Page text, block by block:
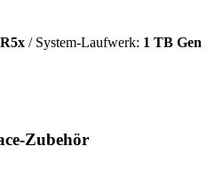
/ System-Laufwerk: 1 TB Gen
Zubehör